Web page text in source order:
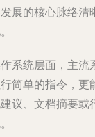
展的核心脉络清
系统层面，主流
简单的指令，更
议、文档摘要或